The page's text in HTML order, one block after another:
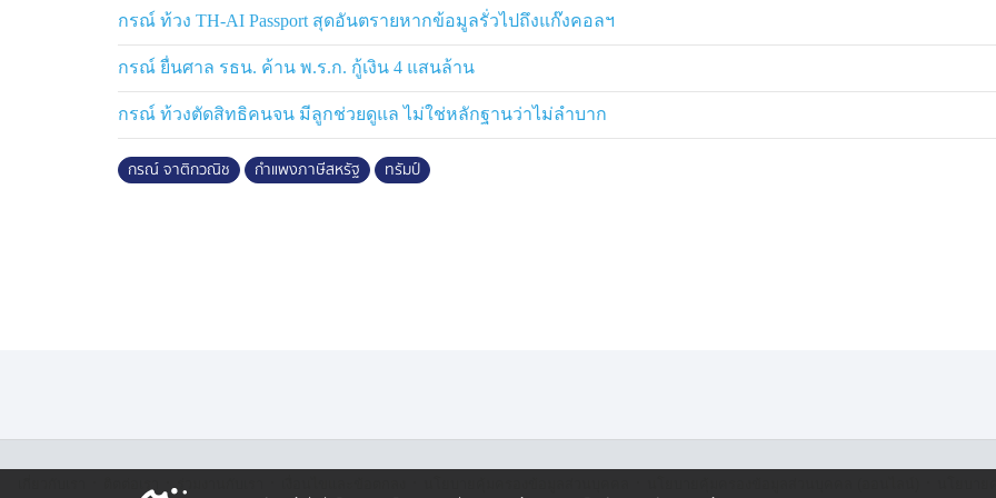
การลงทุนจากต่างประเทศก็ลดลง ประเด็นเรื่องเสถียรภาพจะเริ่มมีความสำคัญ ใน
จังหวะนี้เราจะมีเลือกผู้ว่าแบงก์ชาติท่านใหม่พอดี วิสัยทัศน์และทัศนคติของผู้ว่าท่าน
ใหม่จะมีผลต่อความเชื่อมั่นมาก” นายกรณ์ ระบุ
กรณ์ ท้วง TH-AI Passport สุดอันตรายหากข้อมูลรั่วไปถึงแก๊งคอลฯ
กรณ์ ยื่นศาล รธน. ค้าน พ.ร.ก. กู้เงิน 4 แสนล้าน
กรณ์ ท้วงตัดสิทธิคนจน มีลูกช่วยดูแล ไม่ใช่หลักฐานว่าไม่ลำบาก
กรณ์ จาติกวณิช กำแพงภาษีสหรัฐ ทรัมป์